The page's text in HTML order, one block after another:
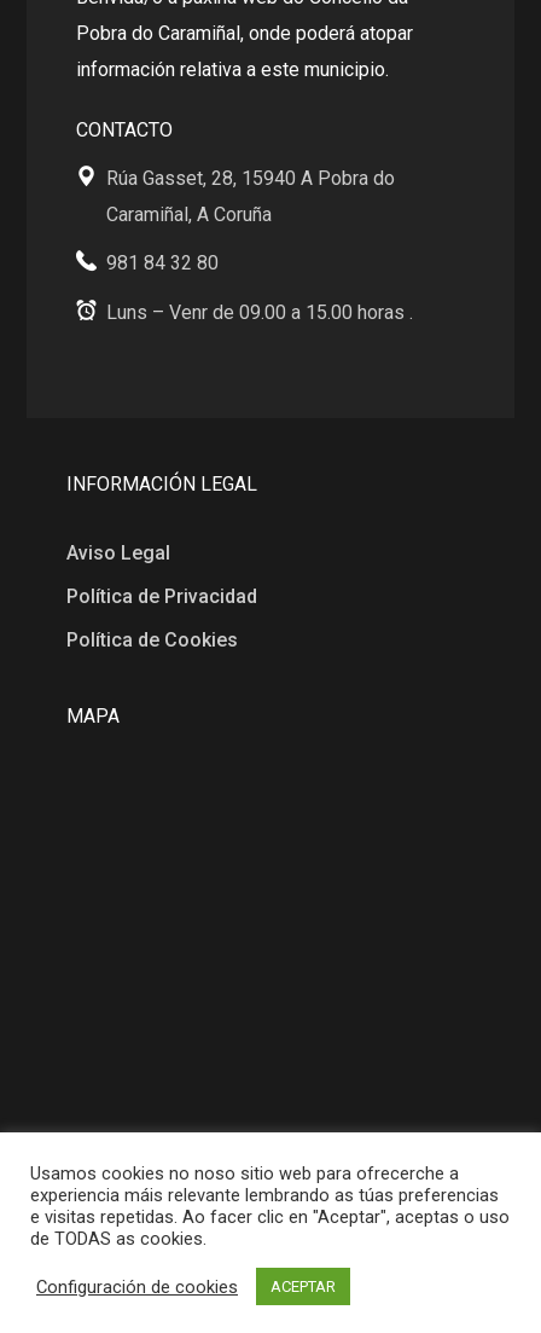
Pobra do Caramiñal, onde poderá atopar
información relativa a este municipio.
CONTACTO
Rúa Gasset, 28, 15940 A Pobra do
Caramiñal, A Coruña
981 84 32 80
Luns – Venr de 09.00 a 15.00 horas .
INFORMACIÓN LEGAL
Aviso Legal
Política de Privacidad
Política de Cookies
MAPA
Pobra do Caramiñal
Usamos cookies no noso sitio web para ofrecerche a
experiencia máis relevante lembrando as túas preferencias
e visitas repetidas. Ao facer clic en "Aceptar", aceptas o uso
de TODAS as cookies.
Configuración de cookies ACEPTAR